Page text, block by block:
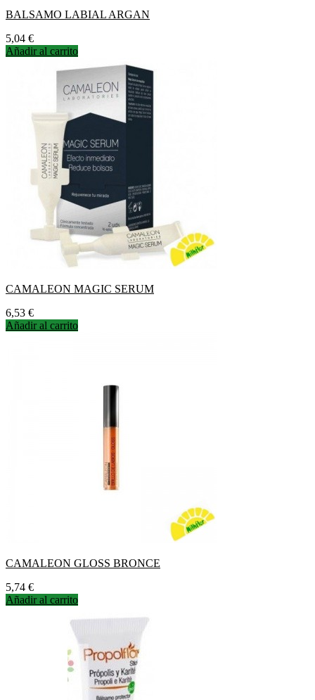
BALSAMO LABIAL ARGAN
Precio
5,04 €
Añadir al carrito
CAMALEON MAGIC SERUM
Precio
6,53 €
Añadir al carrito
CAMALEON GLOSS BRONCE
Precio
5,74 €
Añadir al carrito